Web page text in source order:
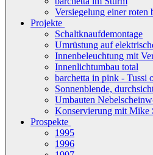
Versiegelung einer roten
Projekte
Schaltknaufdemontage
Umrüstung auf
Innenbeleuchtung mit
Innenlichtumbau total
barchetta in pink - Tussi
Sonnenblende,
Umbauten
Konservierung mit Mike
Prospekte
1995
1996